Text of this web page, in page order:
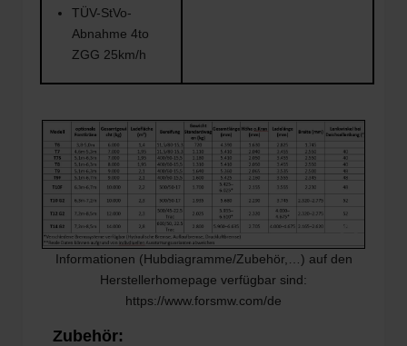
TÜV-StVo-
Abnahme 4to
ZGG 25km/h
Informationen (Hubdiagramme/Zubehör,…) auf den
Herstellerhomepage verfügbar sind:
https://www.forsmw.com/de
Zubehör: